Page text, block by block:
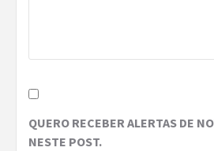
QUERO RECEBER ALERTAS DE
NESTE POST.